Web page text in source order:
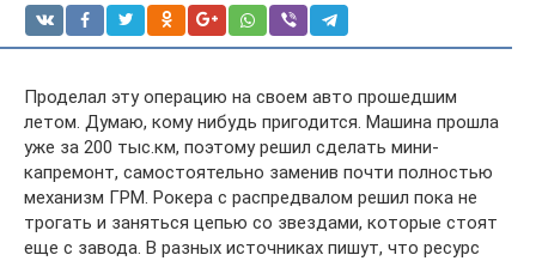
Проделал эту операцию на своем авто прошедшим
летом. Думаю, кому нибудь пригодится. Машина прошла
уже за 200 тыс.км, поэтому решил сделать мини-
капремонт, самостоятельно заменив почти полностью
механизм ГРМ. Рокера с распредвалом решил пока не
трогать и заняться цепью со звездами, которые стоят
еще с завода. В разных источниках пишут, что ресурс